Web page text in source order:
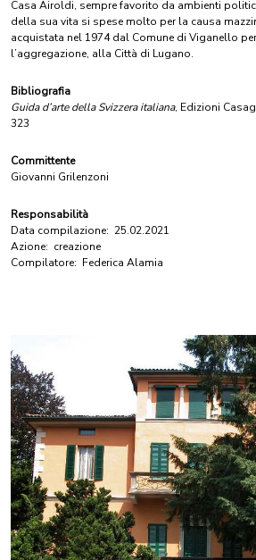
Casa Airoldi, sempre favorito da ambienti
della sua vita si spese molto per la causa
acquistata nel 1974 dal Comune di Viganello
l’aggregazione, alla Città di Lugano.
Bibliografia
Guida d’arte della Svizzera italiana, Edizioni
323
Committente
Giovanni Grilenzoni
Responsabilità
Data compilazione: 25.02.2021
Azione: creazione
Compilatore: Federica Alamia